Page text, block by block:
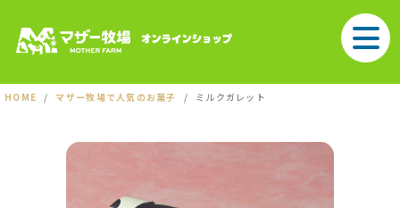
HOME マザー牧場で人気のお菓子 ミルクガレット